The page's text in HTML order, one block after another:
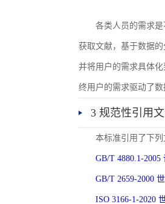
各类人员的需求
获取文献，基于数据
并将用户的需求具体
终用户的需求驱动了
3 规范性引用
本标准引用了下
GB/T 4880.1-
GB/T 2659-2000
ISO 3166-1-2020